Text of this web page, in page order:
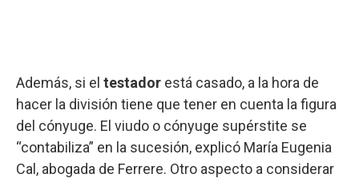
Además, si el testador está casado, a la hora de
hacer la división tiene que tener en cuenta la figura
del cónyuge. El viudo o cónyuge supérstite se
“contabiliza” en la sucesión, explicó María Eugenia
Cal, abogada de Ferrere. Otro aspecto a considerar